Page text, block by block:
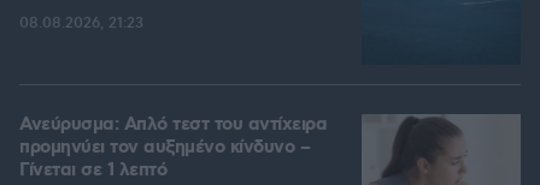
08.08.2026, 21:23
Ανεύρυσμα: Απλό τεστ του αντίχειρα
προμηνύει τον αυξημένο κίνδυνο –
Γίνεται σε 1 λεπτό